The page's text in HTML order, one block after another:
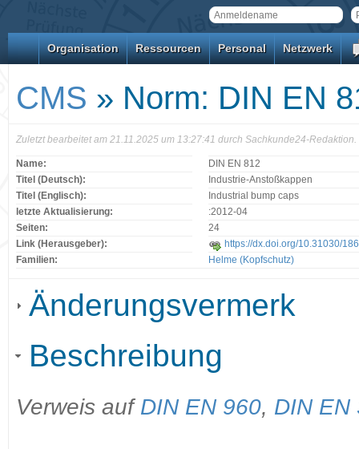
Organisation Ressourcen Personal Netzwerk
CMS » Norm: DIN EN
Zuletzt bearbeitet am 21.11.2025 um 13:27:41 durch Sachkunde24-Redaktion.
Name:
DIN EN 812
Titel (Deutsch):
Industrie-Anstoßkappen
Titel (Englisch):
Industrial bump caps
letzte Aktualisierung:
:2012-04
Seiten:
24
Link (Herausgeber):
https://dx.doi.org/10.31030/
Familien:
Helme (Kopfschutz)
Änderungsvermerk
Beschreibung
Verweis auf DIN EN 960, DIN EN